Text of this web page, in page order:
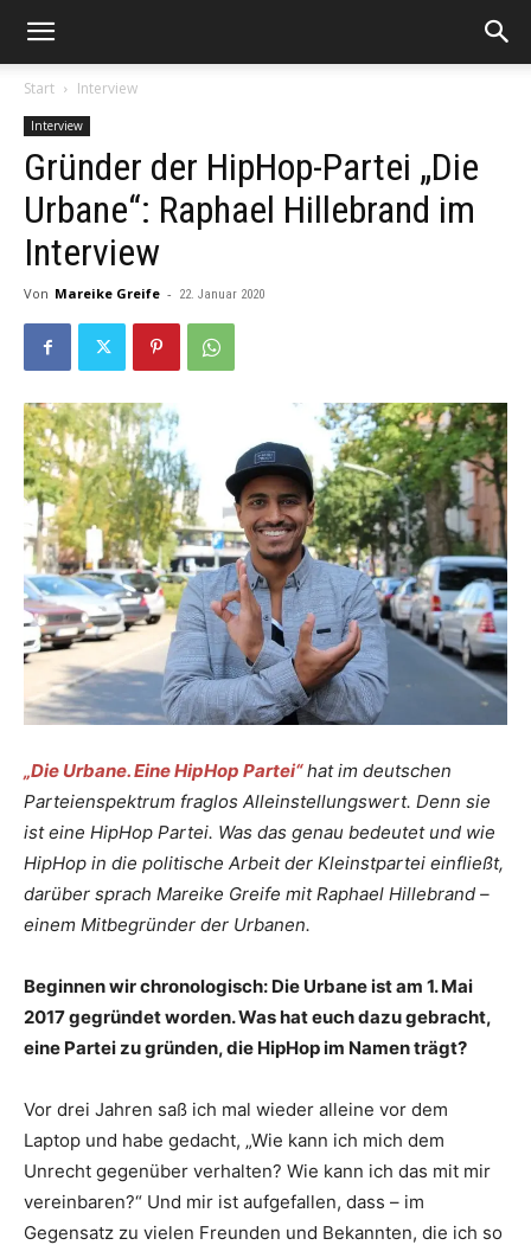
Start Interview
Interview
Gründer der HipHop-Partei „Die
Urbane“: Raphael Hillebrand im
Interview
Von Mareike Greife - 22. Januar 2020
„Die Urbane. Eine HipHop Partei“hat im deutschen
Parteienspektrum fraglos Alleinstellungswert. Denn sie
ist eine HipHop Partei. Was das genau bedeutet und wie
HipHop in die politische Arbeit der Kleinstpartei einfließt,
darüber sprach Mareike Greife mit Raphael Hillebrand –
einem Mitbegründer der Urbanen.
Beginnen wir chronologisch: Die Urbane ist am 1. Mai
2017 gegründet worden. Was hat euch dazu gebracht,
eine Partei zu gründen, die HipHop im Namen trägt?
Vor drei Jahren saß ich mal wieder alleine vor dem
Laptop und habe gedacht, „Wie kann ich mich dem
Unrecht gegenüber verhalten? Wie kann ich das mit mir
vereinbaren?“ Und mir ist aufgefallen, dass – im
Gegensatz zu vielen Freunden und Bekannten, die ich so